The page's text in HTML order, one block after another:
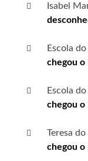
Isabel
Escola
chegou o
Escola
chegou o
Teresa
chegou o